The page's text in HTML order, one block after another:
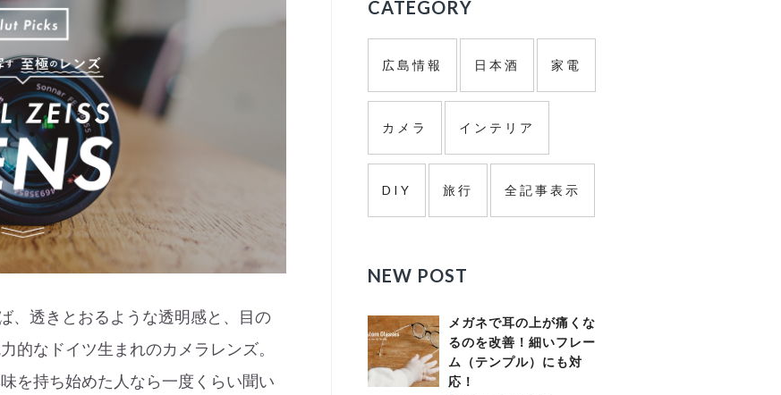
、透きとおるような透明感と、目の
的なドイツ生まれのカメラレンズ。
を持ち始めた人なら一度くらい聞い
バ
ー
CATEGORY
広島情報 日本酒 家電
カメラ インテリア
DIY 旅行 全記事表示
NEW POST
メガネで耳の上が痛くな
るのを改善！細いフレー
ム（テンプル）にも対
応！